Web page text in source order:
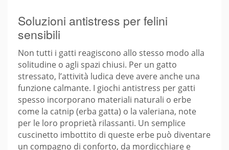
Soluzioni antistress per felini
sensibili
Non tutti i gatti reagiscono allo stesso modo alla
solitudine o agli spazi chiusi. Per un gatto
stressato, l’attività ludica deve avere anche una
funzione calmante. I giochi antistress per gatti
spesso incorporano materiali naturali o erbe
come la catnip (erba gatta) o la valeriana, note
per le loro proprietà rilassanti. Un semplice
cuscinetto imbottito di queste erbe può diventare
un compagno di conforto, da mordicchiare e